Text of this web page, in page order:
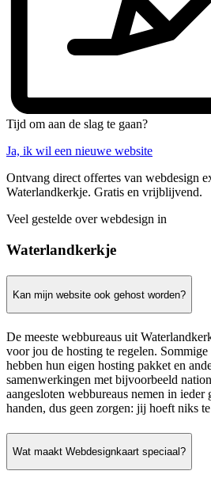
Tijd om aan de slag te gaan?
Ja, ik wil een nieuwe website
Ontvang direct offertes van webdesign
Waterlandkerkje. Gratis en vrijblijvend.
Veel gestelde over webdesign in
Waterlandkerkje
Kan mijn website ook gehost worden?
De meeste webbureaus uit
voor jou de hosting te regelen. Sommige
hebben hun eigen hosting pakket en
samenwerkingen met bijvoorbeeld
aangesloten webbureaus nemen in
handen, dus geen zorgen: jij hoeft niks
Wat maakt Webdesignkaart speciaal?